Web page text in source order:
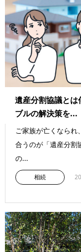
遺産分割協議とは
ブルの解決策を...
ご家族が亡くなられ
合うのが「遺産分割
の...
相続